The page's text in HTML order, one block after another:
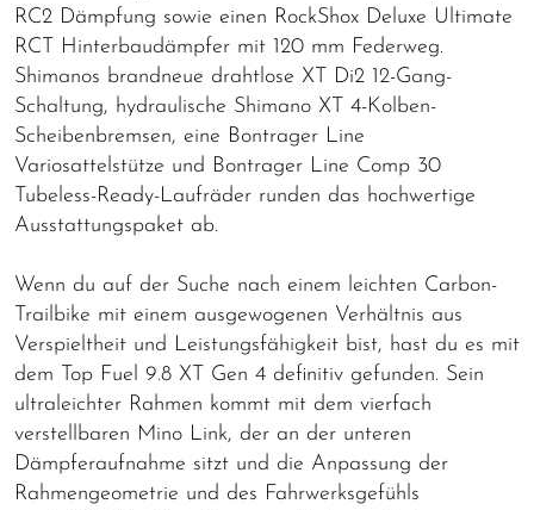
RC2 Dämpfung sowie einen RockShox Deluxe Ultimate
RCT Hinterbaudämpfer mit 120 mm Federweg.
Shimanos brandneue drahtlose XT Di2 12-Gang-
Schaltung, hydraulische Shimano XT 4-Kolben-
Scheibenbremsen, eine Bontrager Line
Variosattelstütze und Bontrager Line Comp 30
Tubeless-Ready-Laufräder runden das hochwertige
Ausstattungspaket ab.
Wenn du auf der Suche nach einem leichten Carbon-
Trailbike mit einem ausgewogenen Verhältnis aus
Verspieltheit und Leistungsfähigkeit bist, hast du es mit
dem Top Fuel 9.8 XT Gen 4 definitiv gefunden. Sein
ultraleichter Rahmen kommt mit dem vierfach
verstellbaren Mino Link, der an der unteren
Dämpferaufnahme sitzt und die Anpassung der
Rahmengeometrie und des Fahrwerksgefühls